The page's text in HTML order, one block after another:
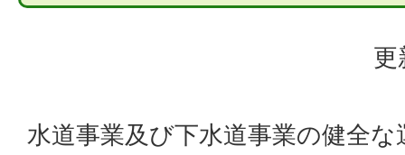
更
水道事業及び下水道事業の健全